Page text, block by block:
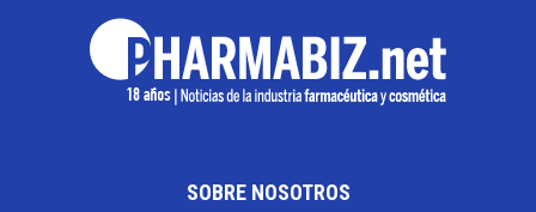
SOBRE NOSOTROS